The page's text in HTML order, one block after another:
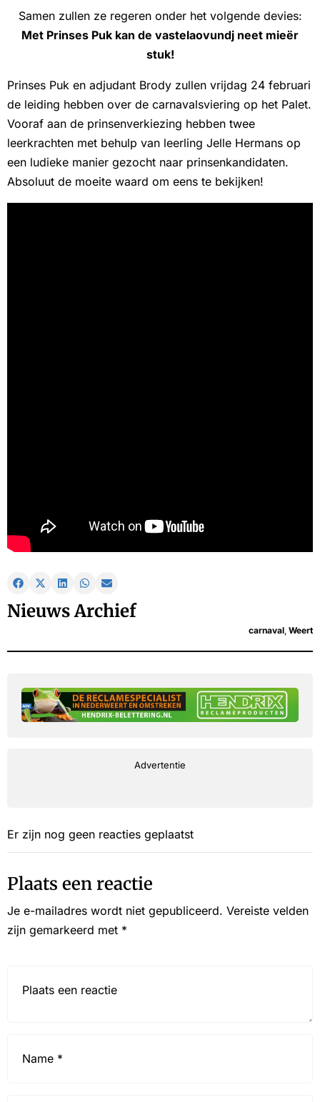
Samen zullen ze regeren onder het volgende devies:
Met Prinses Puk kan de vastelaovundj neet mieër
stuk!
Prinses Puk en adjudant Brody zullen vrijdag 24 februari
de leiding hebben over de carnavalsviering op het Palet.
Vooraf aan de prinsenverkiezing hebben twee
leerkrachten met behulp van leerling Jelle Hermans op
een ludieke manier gezocht naar prinsenkandidaten.
Absoluut de moeite waard om eens te bekijken!
Nieuws Archief
carnaval, Weert
Advertentie
Er zijn nog geen reacties geplaatst
Plaats een reactie
Je e-mailadres wordt niet gepubliceerd. Vereiste velden
zijn gemarkeerd met *